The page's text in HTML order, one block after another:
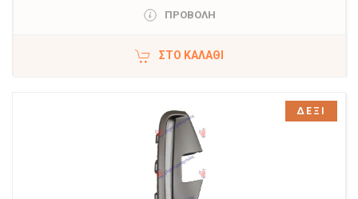
ΠΡΟΒΟΛΗ
ΣΤΟ ΚΑΛΆΘΙ
ΔΕΞΙ